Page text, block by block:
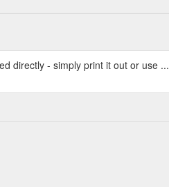
directly - simply print it out or use ...